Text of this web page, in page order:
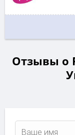
Отзывы о